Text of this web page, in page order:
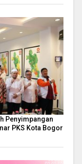
Penyimpangan
PKS Kota Bogor